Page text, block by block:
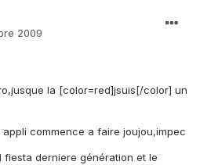
2009
la [color=red]jsuis[/color] un
commence a faire joujou,impec
derniere génération et le